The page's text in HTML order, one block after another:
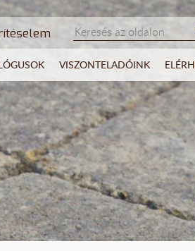
VISZONTELADÓINK